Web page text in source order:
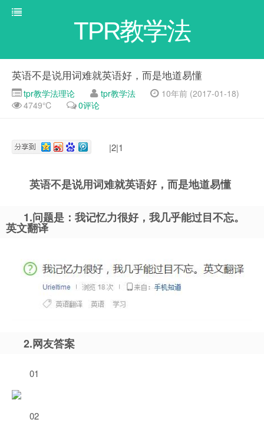
TPR教学法
英语不是说用词难就英语好，而是地道易懂
tpr教学法理论 tpr教学法
10年前 (2017-01-18)
4749℃
0评论
|2|1
英语不是说用词难就英语好，而是地道易懂
1.问题是：我记忆力很好，我几乎能过目不忘。
英文翻译
2.网友答案
01
02